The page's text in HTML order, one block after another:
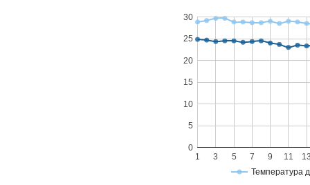
Температура
1 3 5 7 9 11
0
5
10
15
20
25
30